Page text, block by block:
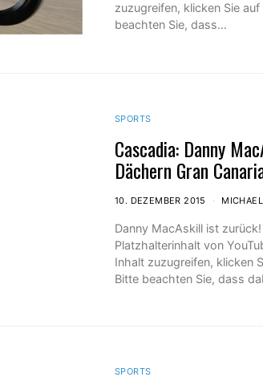
zuzugreifen, klicken Sie
beachten Sie, dass…
SPORTS
Cascadia: Danny
Dächern Gran
10. DEZEMBER 2015 MICHAEL
Danny MacAskill ist
Platzhalterinhalt von
Inhalt zuzugreifen, klicken
Bitte beachten Sie, dass
SPORTS